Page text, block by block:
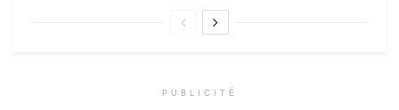
PUBLICITÉ